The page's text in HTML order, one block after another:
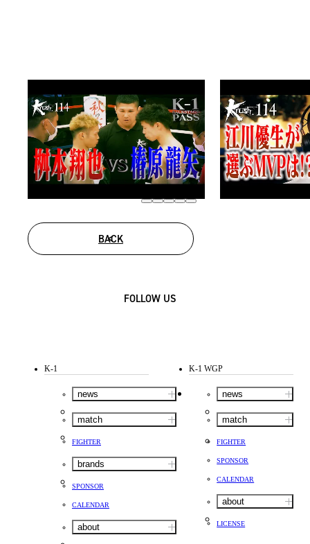
BACK
FOLLOW US
K-1
news
match
FIGHTER
brands
SPONSOR
CALENDAR
about
K-1 WGP
news
match
FIGHTER
SPONSOR
CALENDAR
about
LICENSE